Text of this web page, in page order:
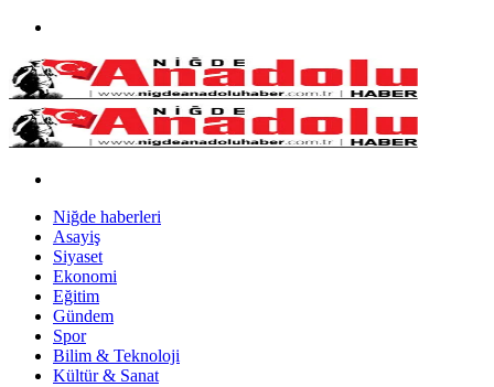
Niğde haberleri
Asayiş
Siyaset
Ekonomi
Eğitim
Gündem
Spor
Bilim & Teknoloji
Kültür & Sanat